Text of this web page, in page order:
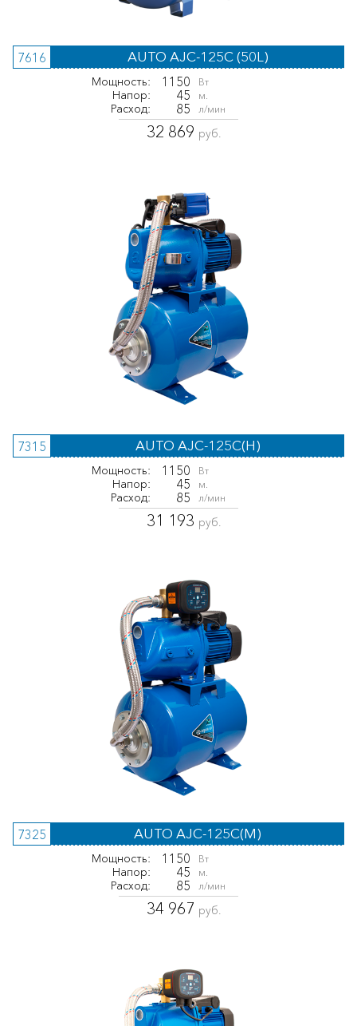
7616 AUTO AJC-125C (50L)
Мощность: 1150 Вт
Напор: 45 м.
Расход: 85 л/мин
32 869 руб.
7315 AUTO AJC-125C(H)
Мощность: 1150 Вт
Напор: 45 м.
Расход: 85 л/мин
31 193 руб.
7325 AUTO AJC-125C(M)
Мощность: 1150 Вт
Напор: 45 м.
Расход: 85 л/мин
34 967 руб.